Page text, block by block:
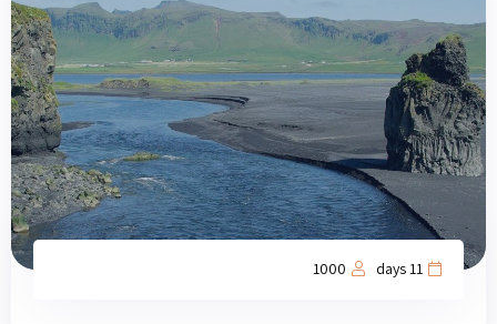
11 days
1000